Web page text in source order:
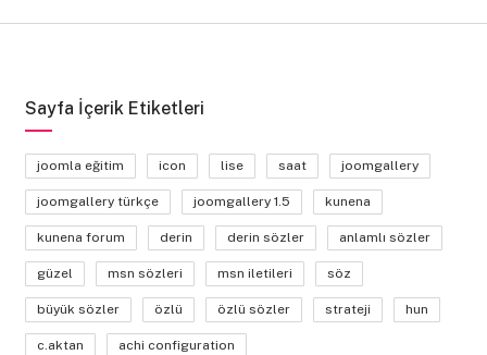
Sayfa İçerik Etiketleri
joomla eğitim icon lise saat joomgallery
joomgallery türkçe joomgallery 1.5 kunena
kunena forum derin derin sözler anlamlı sözler
güzel msn sözleri msn iletileri söz
büyük sözler özlü özlü sözler strateji hun
c.aktan achi configuration